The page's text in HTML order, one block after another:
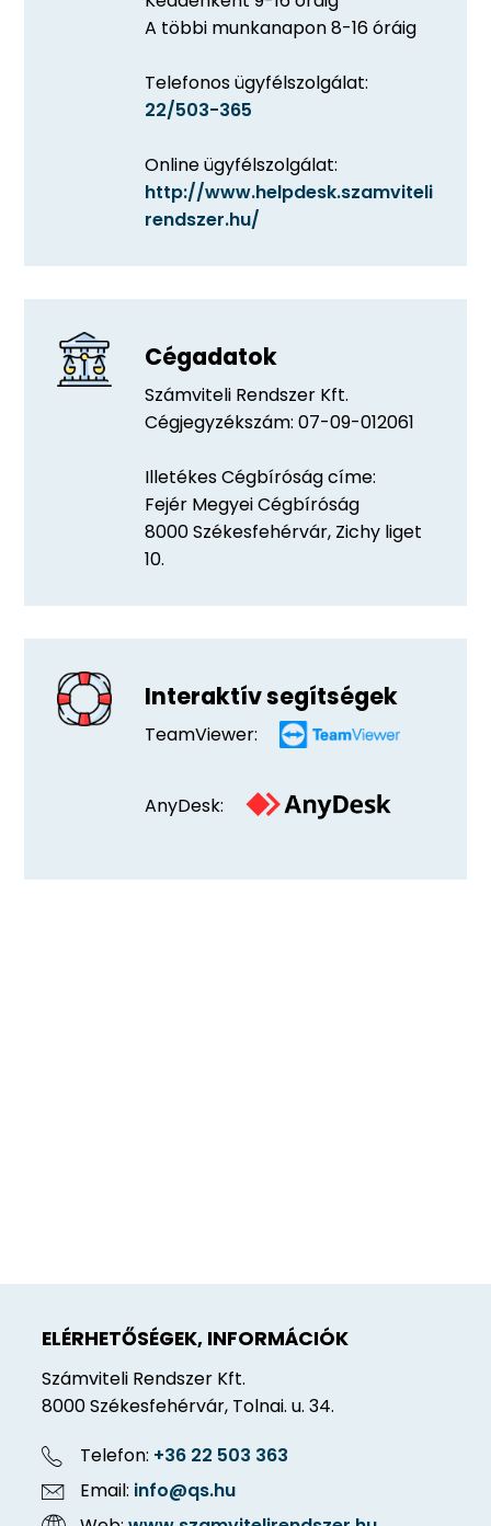
A többi munkanapon 8-16 óráig
Telefonos ügyfélszolgálat:
22/503-365
Online ügyfélszolgálat:
http://www.helpdesk.szamviteli
rendszer.hu/
Cégadatok
Számviteli Rendszer Kft.
Cégjegyzékszám: 07-09-012061
Illetékes Cégbíróság címe:
Fejér Megyei Cégbíróság
8000 Székesfehérvár, Zichy liget
10.
Interaktív segítségek
TeamViewer:
AnyDesk:
ELÉRHETŐSÉGEK, INFORMÁCIÓK
Számviteli Rendszer Kft.
8000 Székesfehérvár, Tolnai. u. 34.
Telefon: +36 22 503 363
Email: info@qs.hu